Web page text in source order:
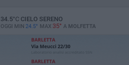
34.5°CCIELO SERENO
OGGI MIN 24.5° MAX 35° A MOLFETTA